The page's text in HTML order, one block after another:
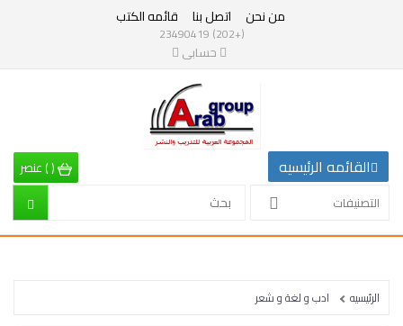
من نحن اتصل بنا قائمه الكتب
(+202) 23490419
حسابى
التصنيفات
)عنصر القائمه الرئيسيه
التصنيفات
إقتصاد
إدارة
الرئيسيه ادب و لغة و شعر